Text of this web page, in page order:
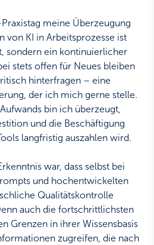
meine Überzeugung
von KI in Arbeitsprozesse ist
sondern ein kontinuierlicher
stets offen für Neues bleiben
hinterfragen – eine
der ich mich gerne stelle.
bin ich überzeugt,
und die Beschäftigung
langfristig auszahlen wird.
war, dass selbst bei
und hochentwickelten
Qualitätskontrolle
auch die fortschrittlichsten
Grenzen in ihrer Wissensbasis
zugreifen, die nach